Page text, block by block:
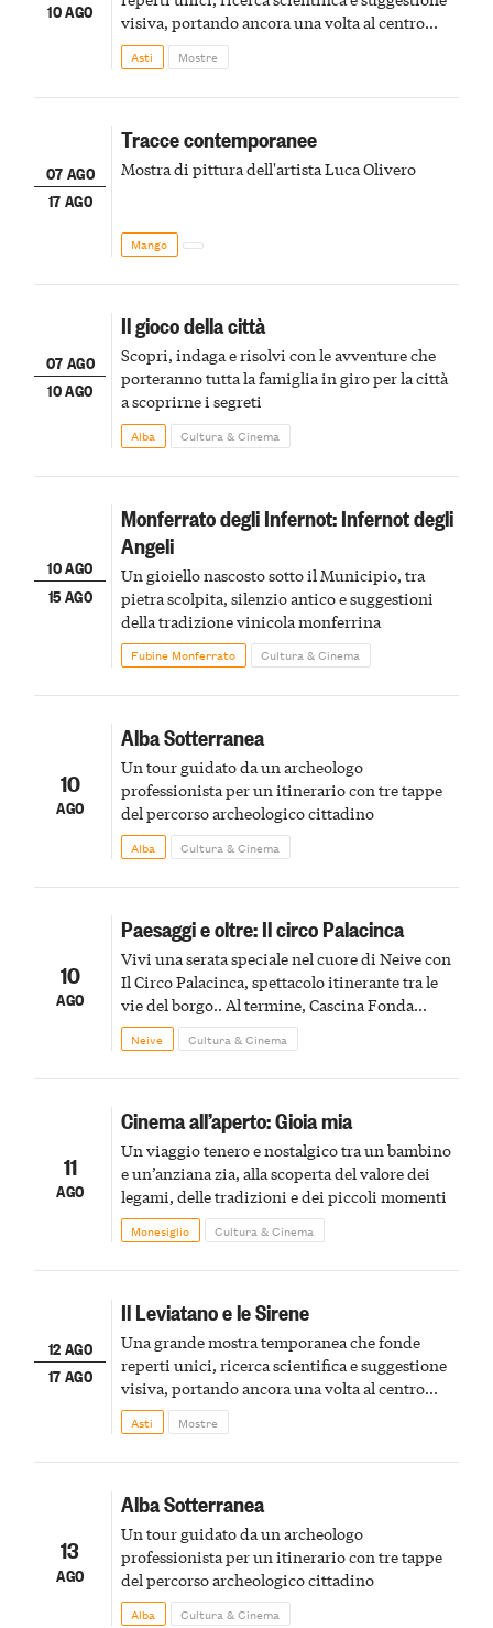
10 AGO
visiva, portando ancora una volta al centro
della scena le meraviglie del passato astigiano
Asti Mostre
07 AGO
17 AGO
Tracce contemporanee
Mostra di pittura dell'artista Luca Olivero
Mango
07 AGO
10 AGO
Il gioco della città
Scopri, indaga e risolvi con le avventure che
porteranno tutta la famiglia in giro per la città
a scoprirne i segreti
Alba Cultura & Cinema
10 AGO
15 AGO
Monferrato degli Infernot: Infernot degli
Angeli
Un gioiello nascosto sotto il Municipio, tra
pietra scolpita, silenzio antico e suggestioni
della tradizione vinicola monferrina
Fubine Monferrato Cultura & Cinema
10
AGO
Alba Sotterranea
Un tour guidato da un archeologo
professionista per un itinerario con tre tappe
del percorso archeologico cittadino
Alba Cultura & Cinema
10
AGO
Paesaggi e oltre: Il circo Palacinca
Vivi una serata speciale nel cuore di Neive con
Il Circo Palacinca, spettacolo itinerante tra le
vie del borgo.. Al termine, Cascina Fonda
Winery offrirà una degustazione di due
spumanti.
Neive Cultura & Cinema
11
AGO
Cinema all’aperto: Gioia mia
Un viaggio tenero e nostalgico tra un bambino
e un’anziana zia, alla scoperta del valore dei
legami, delle tradizioni e dei piccoli momenti
Monesiglio Cultura & Cinema
12 AGO
17 AGO
Il Leviatano e le Sirene
Una grande mostra temporanea che fonde
reperti unici, ricerca scientifica e suggestione
visiva, portando ancora una volta al centro
della scena le meraviglie del passato astigiano
Asti Mostre
13
AGO
Alba Sotterranea
Un tour guidato da un archeologo
professionista per un itinerario con tre tappe
del percorso archeologico cittadino
Alba Cultura & Cinema